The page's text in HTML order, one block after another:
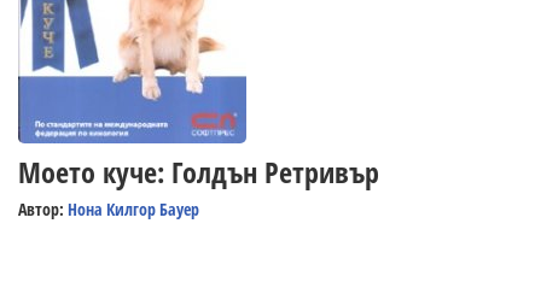
Моето куче: Голдън Ретривър
Автор: Нона Килгор Бауер